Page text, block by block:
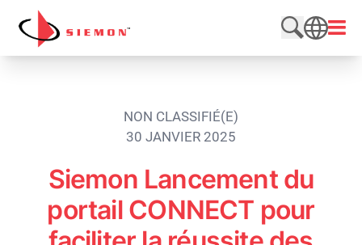
Aller au contenu
SEARCH
NON CLASSIFIÉ(E)
30 JANVIER 2025
Siemon Lancement du
portail CONNECT pour